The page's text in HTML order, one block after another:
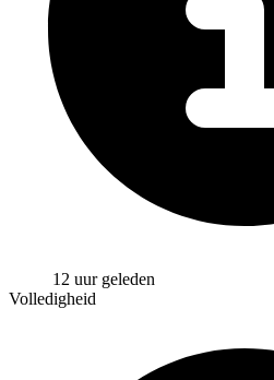
12 uur geleden
Volledigheid